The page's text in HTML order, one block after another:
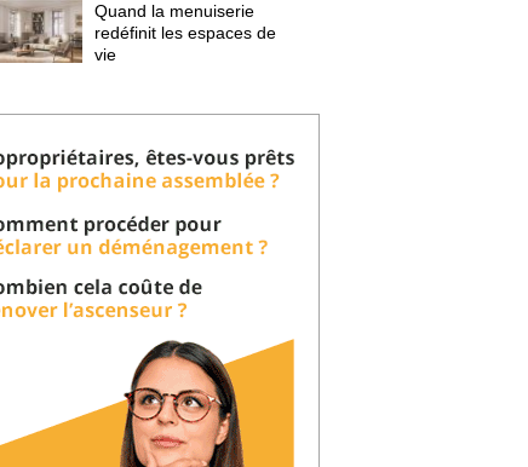
Quand la menuiserie
redéfinit les espaces de
vie